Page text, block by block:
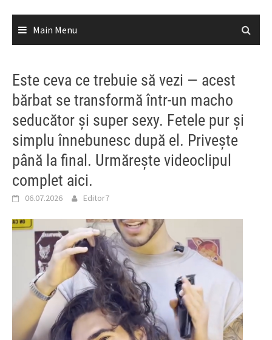
Main Menu
Este ceva ce trebuie să vezi — acest
bărbat se transformă într-un macho
seducător și super sexy. Fetele pur și
simplu înnebunesc după el. Privește
până la final. Urmărește videoclipul
complet aici.
06.07.2026 Editor7